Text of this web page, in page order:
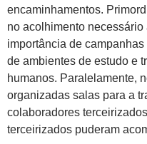
encaminhamentos.
no acolhimento necessário
importância de
de ambientes de estudo e
humanos. Paralelamente,
organizadas salas para a
colaboradores
terceirizados puderam